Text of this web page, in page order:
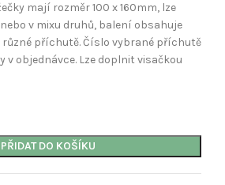
mají rozměr 100 x 160mm, lze
v mixu druhů, balení obsahuje
různé příchutě. Číslo vybrané příchutě
v objednávce. Lze doplnit visačkou
PŘIDAT DO KOŠÍKU